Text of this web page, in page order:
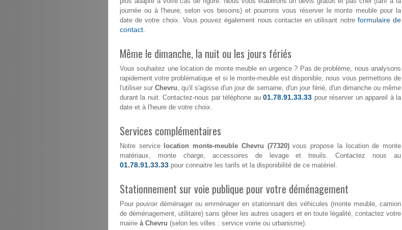
journée ou à l'heure, selon vos besoins) et pourrons vous réserver le monte meuble pour la
date de votre choix. Vous pouvez également nous contacter en utilisant notre formulaire de
contact.
Même le dimanche, la nuit ou les jours fériés
Vous souhaitez une location de monte meuble en urgence ? Pas de problème, nous analysons
rapidement votre problématique et si le monte-meuble est disponible, nous vous permettons de
l'utiliser surChevru, qu'il s'agisse d'un jour de semaine, d'un jour férié, d'un dimanche ou même
durant la nuit. Contactez-nous par téléphone au01.78.91.33.33 pour réserver un appareil à la
date et à l'heure de votre choix.
Services complémentaires
Notre service location monte-meuble Chevru (77320)vous propose la location de monte
matériaux, monte charge, accessoires de levage et treuils. Contactez nous au
01.78.91.33.33 pour connaitre les tarifs et la disponibilité de ce matériel.
Stationnement sur voie publique pour votre déménagement
Pour pouvoir déménager ou emménager en stationnant des véhicules (monte meuble, camion
de déménagement, utilitaire) sans gêner les autres usagers et en toute légalité, contactez votre
mairie à Chevru (selon les villes : service voirie ou urbanisme).